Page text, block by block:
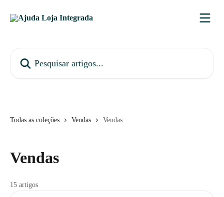
Todas as coleções Vendas Vendas
Vendas
15 artigos